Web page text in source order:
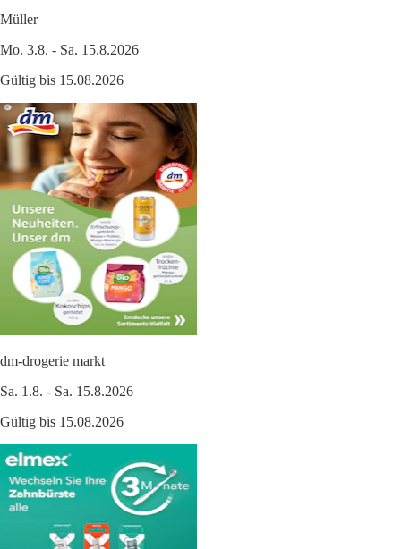
Müller
Mo. 3.8. - Sa. 15.8.2026
Gültig bis 15.08.2026
dm-drogerie markt
Sa. 1.8. - Sa. 15.8.2026
Gültig bis 15.08.2026